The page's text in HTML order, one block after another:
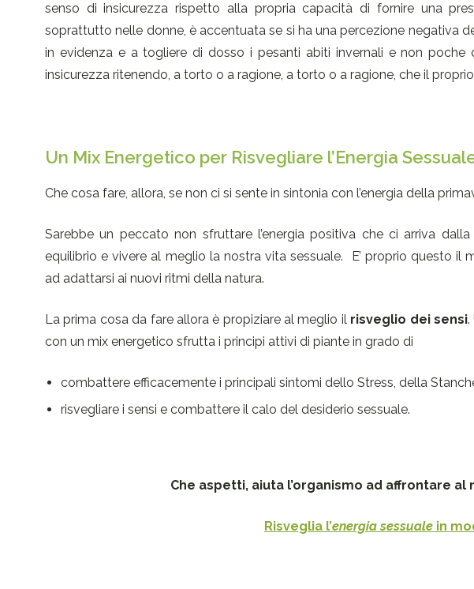
senso di insicurezza rispetto alla propria capacità di fornire una
soprattutto nelle donne, è accentuata se si ha una percezione negativa
in evidenza e a togliere di dosso i pesanti abiti invernali e non
insicurezza ritenendo, a torto o a ragione, a torto o a ragione, che il
Un Mix Energetico per Risvegliare l’Energia
Che cosa fare, allora, se non ci si sente in sintonia con l’energia della
Sarebbe un peccato non sfruttare l’energia positiva che ci arriva
equilibrio e vivere al meglio la nostra vita sessuale.
E’ proprio que­sto il
ad adattarsi ai nuovi ritmi della natura.
La prima cosa da fare allora è propiziare al meglio il risveglio dei sensi.
con un mix energetico sfrutta i principi attivi di piante in grado di
combattere efficacemente i principali sintomi dello Stress, della
risvegliare i sensi e combattere il calo del desiderio sessuale.
Che aspetti, aiuta l’organismo ad affrontare
Risveglia l’energia sessuale in